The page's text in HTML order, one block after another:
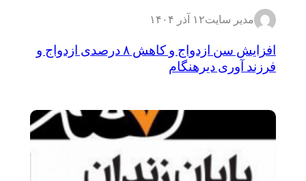
مدیر سایت۱۲ آذر ۱۴۰۴
افزایش سن ازدواج و کاهش ۸ درصدی ازدواج و
فرزند آوری دیرهنگام